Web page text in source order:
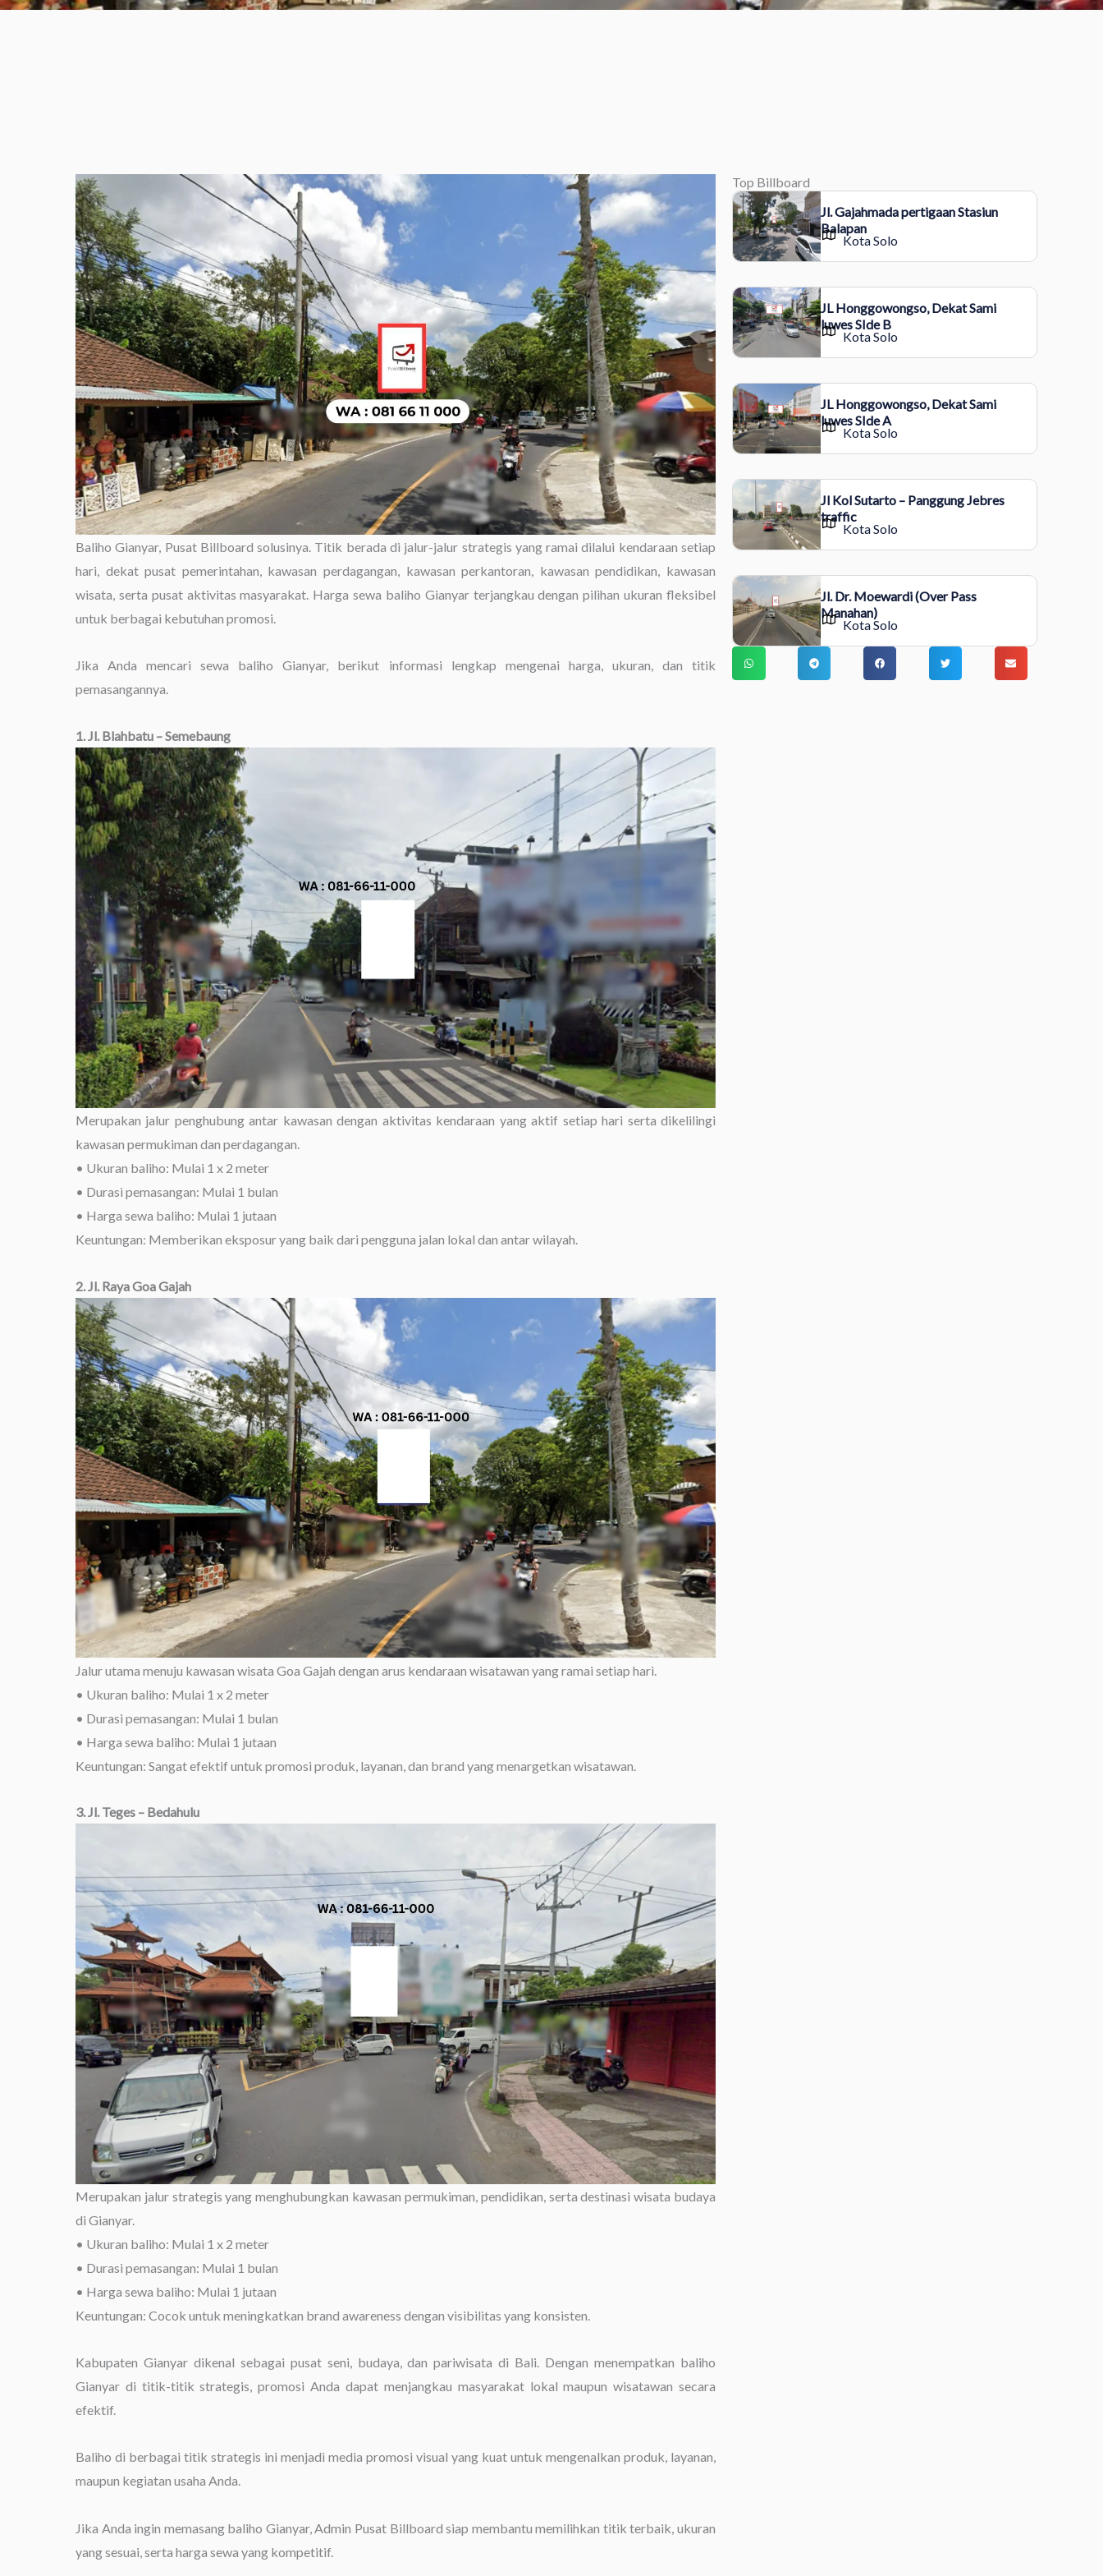
Baliho Gianyar, Pusat Billboard solusinya. Titik berada di jalur-jalur strategis yang ramai dilalui kendaraan setiap
hari, dekat pusat pemerintahan, kawasan perdagangan, kawasan perkantoran, kawasan pendidikan, kawasan
wisata, serta pusat aktivitas masyarakat. Harga sewa baliho Gianyar terjangkau dengan pilihan ukuran fleksibel
untuk berbagai kebutuhan promosi.
Jika Anda mencari sewa baliho Gianyar, berikut informasi lengkap mengenai harga, ukuran, dan titik
pemasangannya.
1. Jl. Blahbatu – Semebaung
Merupakan jalur penghubung antar kawasan dengan aktivitas kendaraan yang aktif setiap hari serta dikelilingi
kawasan permukiman dan perdagangan.
• Ukuran baliho: Mulai 1 x 2 meter
• Durasi pemasangan: Mulai 1 bulan
• Harga sewa baliho: Mulai 1 jutaan
Keuntungan: Memberikan eksposur yang baik dari pengguna jalan lokal dan antar wilayah.
2. Jl. Raya Goa Gajah
Jalur utama menuju kawasan wisata Goa Gajah dengan arus kendaraan wisatawan yang ramai setiap hari.
• Ukuran baliho: Mulai 1 x 2 meter
• Durasi pemasangan: Mulai 1 bulan
• Harga sewa baliho: Mulai 1 jutaan
Keuntungan: Sangat efektif untuk promosi produk, layanan, dan brand yang menargetkan wisatawan.
3. Jl. Teges – Bedahulu
Merupakan jalur strategis yang menghubungkan kawasan permukiman, pendidikan, serta destinasi wisata budaya
di Gianyar.
• Ukuran baliho: Mulai 1 x 2 meter
• Durasi pemasangan: Mulai 1 bulan
• Harga sewa baliho: Mulai 1 jutaan
Keuntungan: Cocok untuk meningkatkan brand awareness dengan visibilitas yang konsisten.
Kabupaten Gianyar dikenal sebagai pusat seni, budaya, dan pariwisata di Bali. Dengan menempatkan baliho
Gianyar di titik-titik strategis, promosi Anda dapat menjangkau masyarakat lokal maupun wisatawan secara
efektif.
Baliho di berbagai titik strategis ini menjadi media promosi visual yang kuat untuk mengenalkan produk, layanan,
maupun kegiatan usaha Anda.
Jika Anda ingin memasang baliho Gianyar, Admin Pusat Billboard siap membantu memilihkan titik terbaik, ukuran
yang sesuai, serta harga sewa yang kompetitif.
Top Billboard
Jl. Gajahmada pertigaan Stasiun
Balapan
Kota Solo
JL Honggowongso, Dekat Sami
luwes SIde B
Kota Solo
JL Honggowongso, Dekat Sami
luwes SIde A
Kota Solo
Jl Kol Sutarto – Panggung Jebres
traffic
Kota Solo
Jl. Dr. Moewardi (Over Pass
Manahan)
Kota Solo